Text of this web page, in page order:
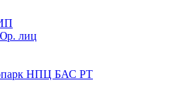
лиц
НПЦ БАС РТ